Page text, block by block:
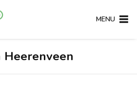
MENU
Heerenveen